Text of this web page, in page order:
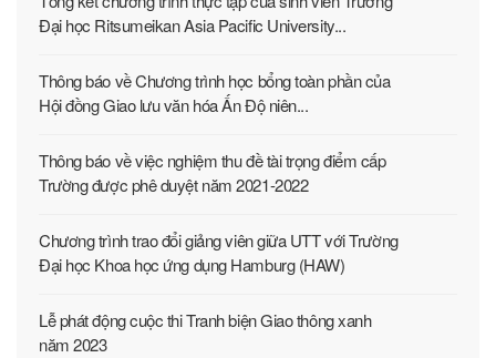
Đại học Ritsumeikan Asia Pacific University...
Thông báo về Chương trình học bổng toàn phần của
Hội đồng Giao lưu văn hóa Ấn Độ niên...
Thông báo về việc nghiệm thu đề tài trọng điểm cấp
Trường được phê duyệt năm 2021-2022
Chương trình trao đổi giảng viên giữa UTT với Trường
Đại học Khoa học ứng dụng Hamburg (HAW)
Lễ phát động cuộc thi Tranh biện Giao thông xanh
năm 2023